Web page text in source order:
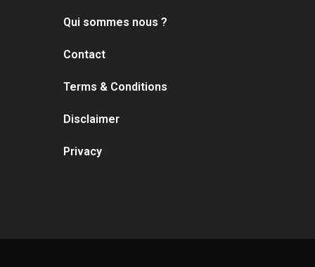
Qui sommes nous ?
Contact
Terms & Conditions
Disclaimer
Privacy